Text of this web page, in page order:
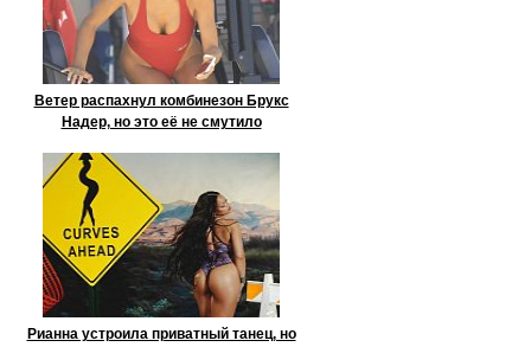
Ветер распахнул комбинезон Брукс
Надер, но это её не смутило
Рианна устроила приватный танец, но